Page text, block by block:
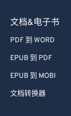
文档&电子书
PDF 到 WORD
EPUB 到 PDF
EPUB 到 MOBI
文档转换器